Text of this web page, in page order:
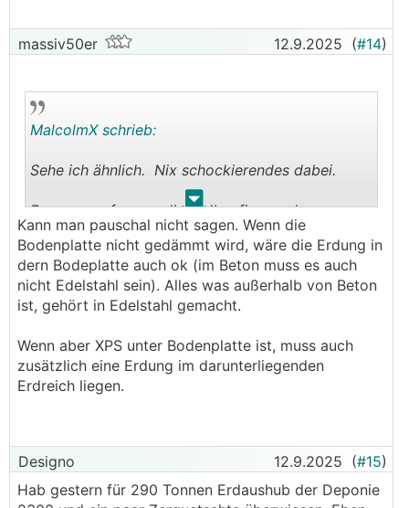
massiv50er 12.9.2025 (#14)
. .
MalcolmX schrieb:
Sehe ich ähnlich. Nix schockierendes dabei.
Pass nur auf, wenn die Erdbaufirma schon
Rollschotter einbringt, denn die Erdung gehört
unter den Rollschotter und zwar in Niro. Besprich
das.
Kann man pauschal nicht sagen. Wenn die
Bodenplatte nicht gedämmt wird, wäre die Erdung in
dern Bodeplatte auch ok (im Beton muss es auch
nicht Edelstahl sein). Alles was außerhalb von Beton
ist, gehört in Edelstahl gemacht.
Wenn aber XPS unter Bodenplatte ist, muss auch
zusätzlich eine Erdung im darunterliegenden
Erdreich liegen.
Designo 12.9.2025 (#15)
Hab gestern für 290 Tonnen Erdaushub der Deponie